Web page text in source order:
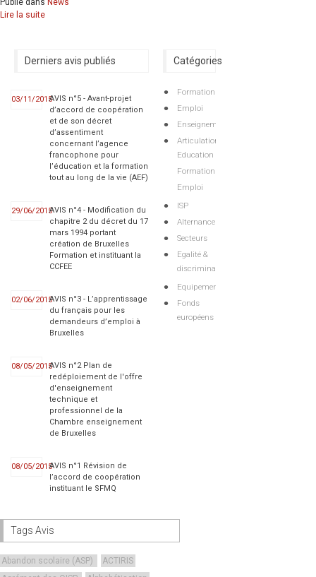
Publié dans News
Lire la suite
Derniers avis publiés
03/11/2015AVIS n°5 - Avant-projet
d’accord de coopération
et de son décret
d’assentiment
concernant l’agence
francophone pour
l’éducation et la formation
tout au long de la vie (AEF)
29/06/2015AVIS n°4 - Modification du
chapitre 2 du décret du 17
mars 1994 portant
création de Bruxelles
Formation et instituant la
CCFEE
02/06/2015AVIS n°3 - L’apprentissage
du français pour les
demandeurs d’emploi à
Bruxelles
08/05/2015AVIS n°2 Plan de
redéploiement de l'offre
d'enseignement
technique et
professionnel de la
Chambre enseignement
de Bruxelles
08/05/2015AVIS n°1 Révision de
l’accord de coopération
instituant le SFMQ
Catégories
Formation
Emploi
Enseignement
Articulations
Education
Formation
Emploi
ISP
Alternance
Secteurs
Egalité &
discriminations
Equipements
Fonds
européens
Tags Avis
Abandon scolaire (ASP)
ACTIRIS